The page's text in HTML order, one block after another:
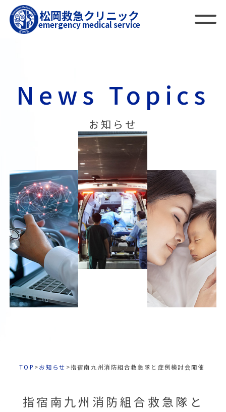
松岡救急クリニック
emergency medical service
News Topics
お知らせ
TOP >お知らせ >指宿南九州消防組合救急隊と症例検討会開催
指宿南九州消防組合救急隊と